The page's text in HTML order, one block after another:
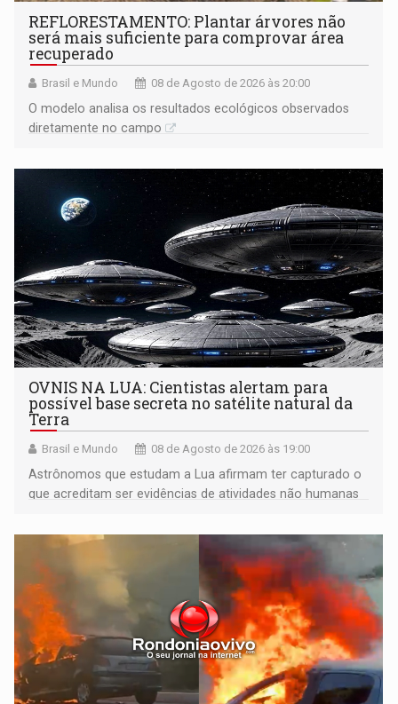
REFLORESTAMENTO: Plantar árvores não
será mais suficiente para comprovar área
recuperado
Brasil e Mundo 08 de Agosto de 2026 às 20:00
O modelo analisa os resultados ecológicos observados
diretamente no campo
OVNIS NA LUA: Cientistas alertam para
possível base secreta no satélite natural da
Terra
Brasil e Mundo 08 de Agosto de 2026 às 19:00
Astrônomos que estudam a Lua afirmam ter capturado o
que acreditam ser evidências de atividades não humanas
órbita